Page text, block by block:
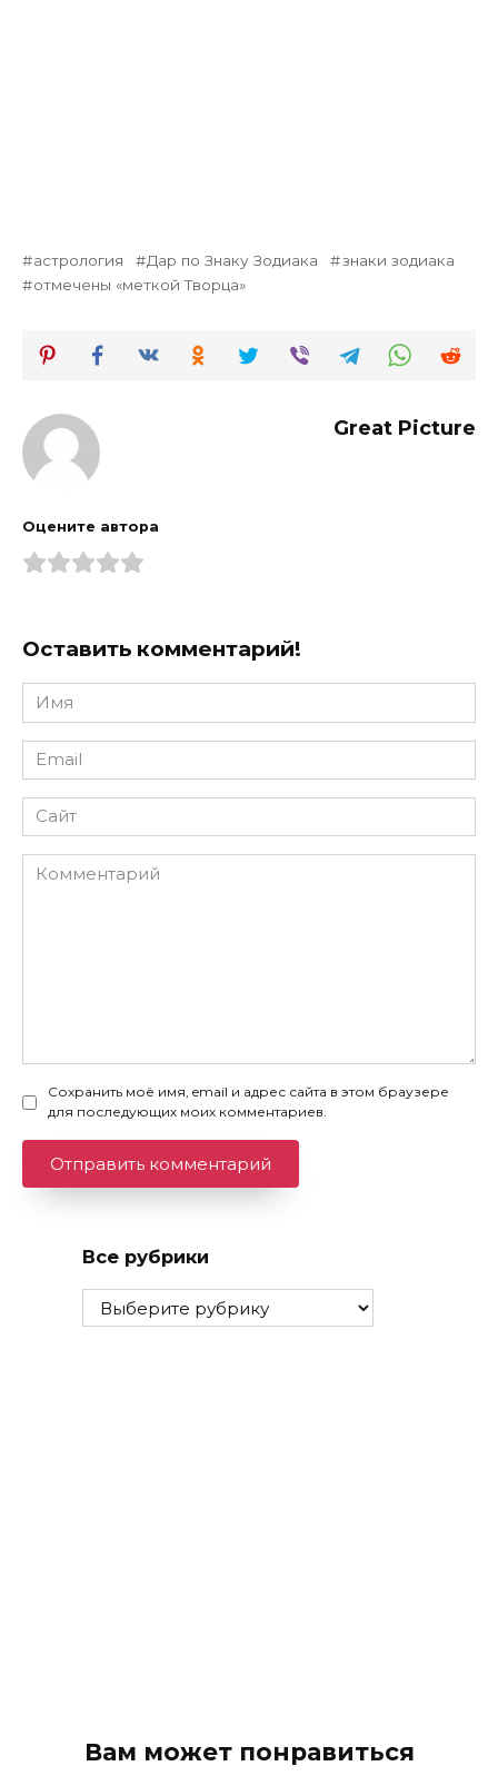
астрология Дар по Знаку Зодиака
знаки зодиака
отмечены «меткой Творца»
Great Picture
Оцените автора
Оставить комментарий!
Имя
*
Email
*
Сайт
Комментарий
Сохранить моё имя, email и адрес сайта в этом браузере
для последующих моих комментариев.
Все рубрики
Все
рубрики
Вам может понравиться